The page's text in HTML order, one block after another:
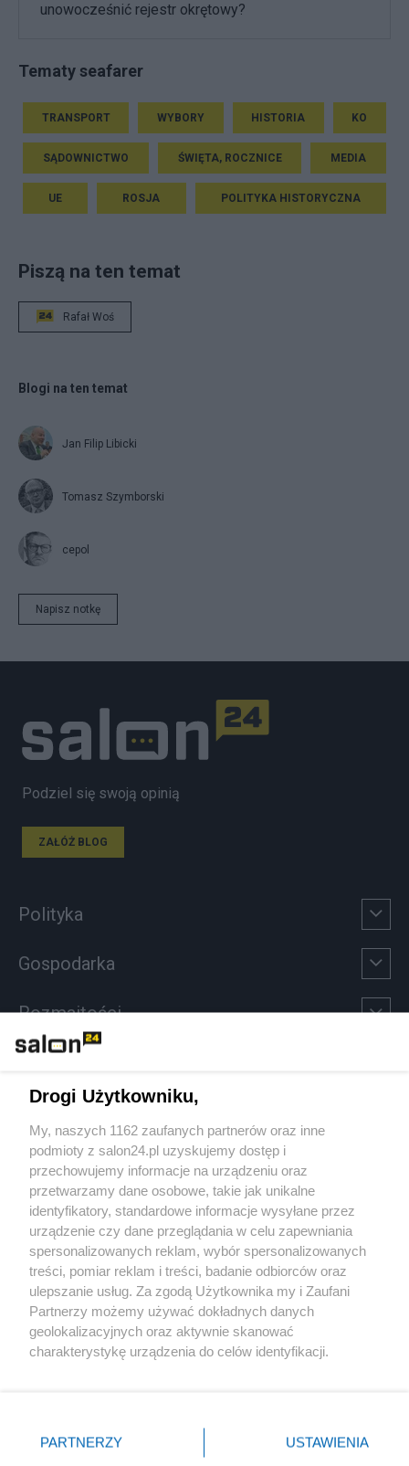
unowocześnić rejestr okrętowy?
Tematy seafarer
TRANSPORT WYBORY HISTORIA KO
SĄDOWNICTWO ŚWIĘTA, ROCZNICE MEDIA
UE ROSJA POLITYKA HISTORYCZNA
Piszą na ten temat
Rafał Woś
Blogi na ten temat
Jan Filip Libicki
Tomasz Szymborski
cepol
Napisz notkę
Podziel się swoją opinią
ZAŁÓŻ BLOG
Polityka
Gospodarka
Rozmaitości
Sport
Społeczeństwo
Kultura
X Facebook Instagram Youtube
Drogi Użytkowniku,
My, naszych 1162 zaufanych partnerów oraz inne
podmioty z salon24.pl uzyskujemy dostęp i
przechowujemy informacje na urządzeniu oraz
przetwarzamy dane osobowe, takie jak unikalne
identyfikatory, standardowe informacje wysyłane przez
urządzenie czy dane przeglądania w celu zapewniania
spersonalizowanych reklam, wybór spersonalizowanych
treści, pomiar reklam i treści, badanie odbiorców oraz
ulepszanie usług. Za zgodą Użytkownika my i Zaufani
Partnerzy możemy używać dokładnych danych
geolokalizacyjnych oraz aktywnie skanować
charakterystykę urządzenia do celów identyfikacji.
zmienić/wycofać klikając przycisk ustawień prywatności
znajdujący się w lewym dolnym rogu strony
PARTNERZY USTAWIENIA